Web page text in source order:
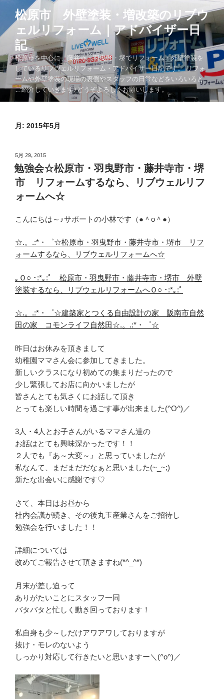
テ
ツ
へ
キ
ッ
松原市 外壁塗装・増改築のリブウ
ェルリフォーム｜アドバイザー日
記
松原市を中心に、藤井寺・羽曳野・堺でリフォーム・外壁塗装を
しているリブウェルリフォーム・アドバイザー日記です。 リフォ
ームや外壁塗装の現場の裏側やスタッフの日常などをいろいろと
ご紹介していきます♪どうぞよろしくお願いします。
月: 2015年5月
投
稿
日:
5月 29, 2015
勉強会☆松原市・羽曳野市・藤井寺市・堺
市 リフォームするなら、リブウェルリフ
ォームへ☆
こんにちは～♪サポートの小林です（●＾o＾●）
☆.。.:*・゜☆松原市・羽曳野市・藤井寺市・堺市 リフ
ォームするなら、リブウェルリフォームへ☆
｡Ｏ○ ･:*｡:ﾟ 松原市・羽曳野市・藤井寺市・堺市 外壁
塗装するなら、リブウェルリフォームへＯ○ ･:*｡:ﾟ
☆.。.:*・゜☆建築家とつくる自由設計の家 阪南市自然
田の家 コモンライフ自然田☆.。.:*・゜☆
昨日はお休みを頂きまして
幼稚園ママさん会に参加してきました。
新しいクラスになり初めての集まりだったので
少し緊張してお店に向かいましたが
皆さんとても気さくにお話して頂き
とっても楽しい時間を過ごす事が出来ました(^O^)／
3人・4人とお子さんがいるママさん達の
お話はとても興味深かったです！！
２人でも『あ～大変～』と思っていましたが
私なんて、まだまだだなぁと思いました(~_~;)
新たな出会いに感謝です♡
さて、本日はお昼から
社内会議が続き、その後丸玉産業さんをご招待し
勉強会を行いました！！
詳細については
改めてご報告させて頂きますね(*^_^*)
月末が差し迫って
ありがたいことにスタッフ一同
バタバタと忙しく動き回っております！
私自身も少～しだけアワアワしておりますが
抜け・モレのないよう
しっかり対応して行きたいと思いますー＼(^o^)／